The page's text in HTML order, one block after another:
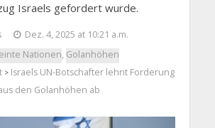
Israels gefordert wurde.
Dez. 4, 2025 at 10:21 a.m.
Nationen, Golanhöhen
> Israels UN-Botschafter lehnt Forderung
den Golanhöhen ab